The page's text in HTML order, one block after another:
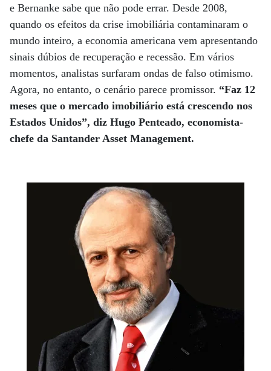
e Bernanke sabe que não pode errar. Desde 2008,
quando os efeitos da crise imobiliária contaminaram o
mundo inteiro, a economia americana vem apresentando
sinais dúbios de recuperação e recessão. Em vários
momentos, analistas surfaram ondas de falso otimismo.
Agora, no entanto, o cenário parece promissor. “Faz 12
meses que o mercado imobiliário está crescendo nos
Estados Unidos”, diz Hugo Penteado, economista-
chefe da Santander Asset Management.